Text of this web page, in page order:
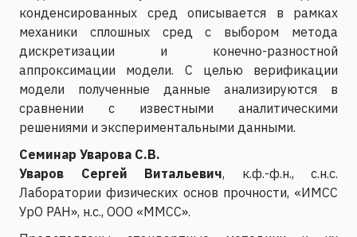
конденсированных сред описывается в рамках
механики сплошных сред с выбором метода
дискретизации и конечно-разностной
аппроксимации модели. С целью верификации
модели полученные данные анализируются в
сравнении с известными аналитическими
решениями и экспериментальными данными.
Семинар Уварова С.В.
Уваров Сергей Витальевич, к.ф.-ф.н., с.н.с.
Лаборатории физических основ прочности, «ИМСС
УрО РАН», н.с., ООО «ММСС».